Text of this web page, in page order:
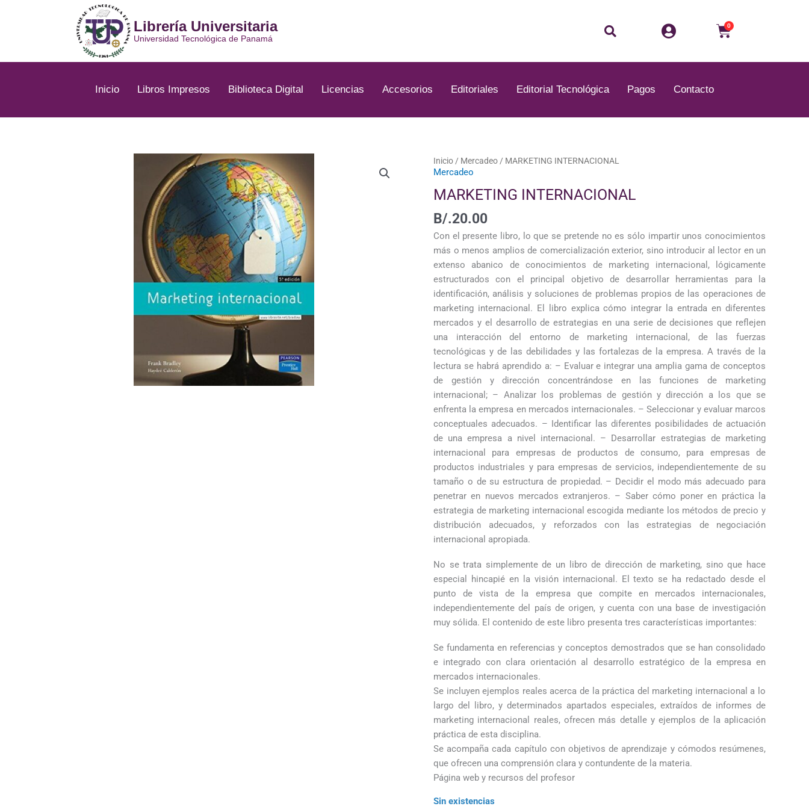
Librería Universitaria
Universidad Tecnológica de Panamá Buscar 0
Carrito
Inicio Libros Impresos Biblioteca Digital Licencias Accesorios Editoriales Editorial Tecnológica Pagos Contacto
Inicio / Mercadeo / MARKETING INTERNACIONAL
Mercadeo
MARKETING INTERNACIONAL
B/.20.00
Con el presente libro, lo que se pretende no es sólo impartir unos conocimientos
más o menos amplios de comercialización exterior, sino introducir al lector en un
extenso abanico de conocimientos de marketing internacional, lógicamente
estructurados con el principal objetivo de desarrollar herramientas para la
identificación, análisis y soluciones de problemas propios de las operaciones de
marketing internacional. El libro explica cómo integrar la entrada en diferentes
mercados y el desarrollo de estrategias en una serie de decisiones que reflejen
una interacción del entorno de marketing internacional, de las fuerzas
tecnológicas y de las debilidades y las fortalezas de la empresa. A través de la
lectura se habrá aprendido a: – Evaluar e integrar una amplia gama de conceptos
de gestión y dirección concentrándose en las funciones de marketing
internacional; – Analizar los problemas de gestión y dirección a los que se
enfrenta la empresa en mercados internacionales. – Seleccionar y evaluar marcos
conceptuales adecuados. – Identificar las diferentes posibilidades de actuación
de una empresa a nivel internacional. – Desarrollar estrategias de marketing
internacional para empresas de productos de consumo, para empresas de
productos industriales y para empresas de servicios, independientemente de su
tamaño o de su estructura de propiedad. – Decidir el modo más adecuado para
penetrar en nuevos mercados extranjeros. – Saber cómo poner en práctica la
estrategia de marketing internacional escogida mediante los métodos de precio y
distribución adecuados, y reforzados con las estrategias de negociación
internacional apropiada.
No se trata simplemente de un libro de dirección de marketing, sino que hace
especial hincapié en la visión internacional. El texto se ha redactado desde el
punto de vista de la empresa que compite en mercados internacionales,
independientemente del país de origen, y cuenta con una base de investigación
muy sólida. El contenido de este libro presenta tres características importantes:
Se fundamenta en referencias y conceptos demostrados que se han consolidado
e integrado con clara orientación al desarrollo estratégico de la empresa en
mercados internacionales.
Se incluyen ejemplos reales acerca de la práctica del marketing internacional a lo
largo del libro, y determinados apartados especiales, extraídos de informes de
marketing internacional reales, ofrecen más detalle y ejemplos de la aplicación
práctica de esta disciplina.
Se acompaña cada capítulo con objetivos de aprendizaje y cómodos resúmenes,
que ofrecen una comprensión clara y contundente de la materia.
Página web y recursos del profesor
Sin existencias